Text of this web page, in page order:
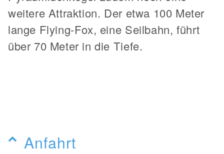
weitere Attraktion. Der etwa 100 Meter
lange Flying-Fox, eine Seilbahn, führt
über 70 Meter in die Tiefe.
Anfahrt